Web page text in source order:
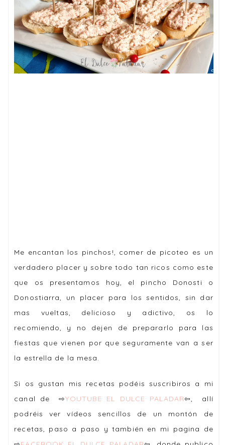
Me encantan los pinchos!, comer de picoteo es un
verdadero placer y sobre todo tan ricos como este
que os presentamos hoy, el pincho Donosti o
Donostiarra, un placer para los sentidos, sin dar
mas vueltas, delicioso y adictivo, os lo
recomiendo, y no dejen de prepararlo para las
fiestas que vienen por que seguramente van a ser
la estrella de la mesa.
Si os gustan mis recetas podéis suscribiros a mi
canal de ⇨YOUTUBE EL DULCE PALADAR⇦, allí
podréis ver vídeos sencillos de un montón de
recetas, paso a paso y también en mi pagina de